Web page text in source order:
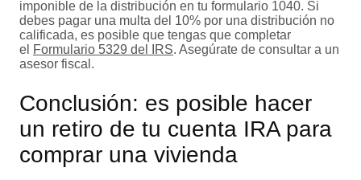
imponible de la distribución en tu formulario 1040. Si
debes pagar una multa del 10% por una distribución no
calificada, es posible que tengas que completar
el Formulario 5329 del IRS. Asegúrate de consultar a un
asesor fiscal.
Conclusión: es posible hacer
un retiro de tu cuenta IRA para
comprar una vivienda